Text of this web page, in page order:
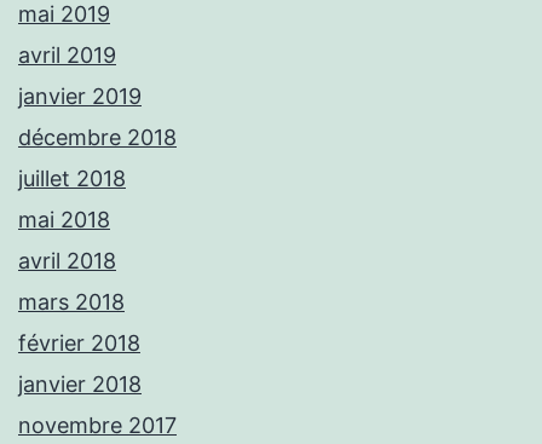
mai 2019
avril 2019
janvier 2019
décembre 2018
juillet 2018
mai 2018
avril 2018
mars 2018
février 2018
janvier 2018
novembre 2017